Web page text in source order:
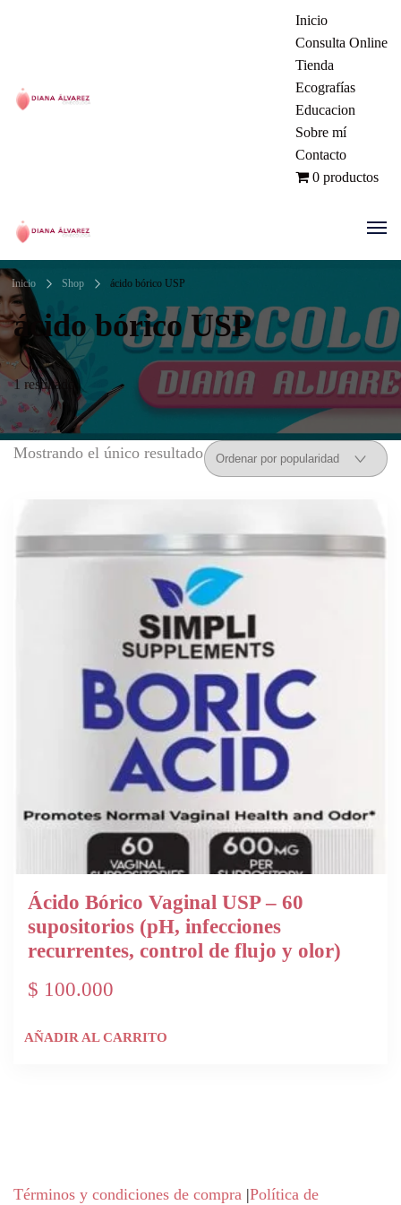
Ginecóloga | Dra. Diana Álvarez
| Manizales Colombia
Inicio
Consulta Online
Tienda
Ecografías
Educacion
Sobre mí
Contacto
0 productos
Ginecóloga | Dra. Diana Álvarez
Inicio Shop ácido bórico USP
ácido bórico USP
1 resultado
Mostrando el único resultado
Ácido Bórico Vaginal USP – 60
supositorios (pH, infecciones
recurrentes, control de flujo y olor)
$ 100.000
AÑADIR AL CARRITO
Términos y condiciones de compra |Política de